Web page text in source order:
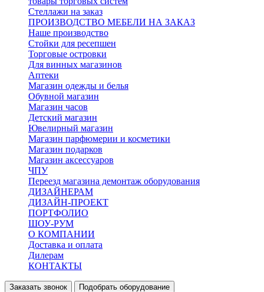
Стеллажи на заказ
ПРОИЗВОДСТВО МЕБЕЛИ НА ЗАКАЗ
Наше производство
Стойки для ресепшен
Торговые островки
Для винных магазинов
Аптеки
Магазин одежды и белья
Обувной магазин
Магазин часов
Детский магазин
Ювелирный магазин
Магазин парфюмерии и косметики
Магазин подарков
Магазин аксессуаров
ЧПУ
Переезд магазина демонтаж оборудования
ДИЗАЙНЕРАМ
ДИЗАЙН-ПРОЕКТ
ПОРТФОЛИО
ШОУ-РУМ
О КОМПАНИИ
Доставка и оплата
Дилерам
КОНТАКТЫ
Заказать звонок Подобрать оборудование